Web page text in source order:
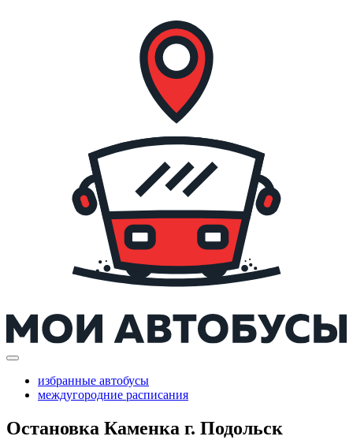
избранные автобусы
междугородние расписания
Остановка Каменка г. Подольск